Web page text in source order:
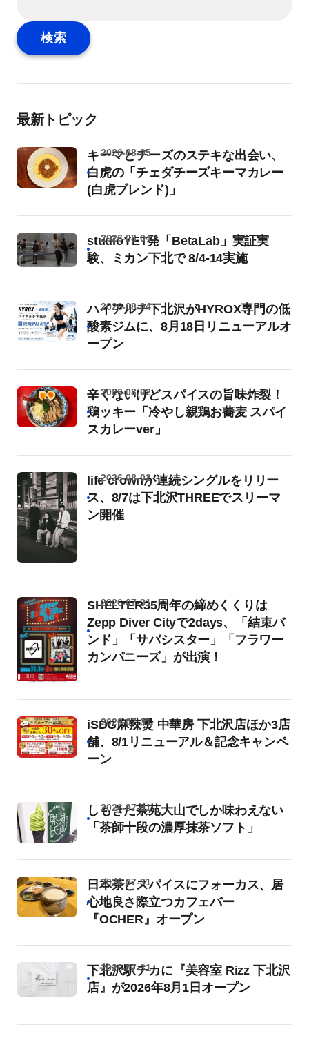
検索
最新トピック
キーマとチーズのステキな出会い、
白虎の「チェダチーズキーマカレー
(白虎ブレンド)」
2026-08-05
studioYET発「BetaLab」実証実
験、ミカン下北で 8/4-14実施
2026-08-04
ハイアルチ下北沢がHYROX専門の低
酸素ジムに、8月18日リニューアルオ
ープン
2026-08-04
辛くないけどスパイスの旨味炸裂！
鶏ッキー「冷やし親鶏お蕎麦 スパイ
スカレーver」
2026-08-02
life crownが連続シングルをリリー
ス、8/7は下北沢THREEでスリーマ
ン開催
2026-08-02
SHELTER35周年の締めくくりは
Zepp Diver Cityで2days、「結束バ
ンド」「サバシスター」「フラワー
カンパニーズ」が出演！
2026-07-31
iSDG麻辣燙 中華房 下北沢店ほか3店
舗、8/1リニューアル＆記念キャンペ
ーン
2026-07-31
しもきた茶苑大山でしか味わえない
「茶師十段の濃厚抹茶ソフト」
2026-07-31
日本茶とスパイスにフォーカス、居
心地良さ際立つカフェバー
『OCHER』オープン
2026-07-31
下北沢駅チカに『美容室 Rizz 下北沢
店』が2026年8月1日オープン
2026-07-31